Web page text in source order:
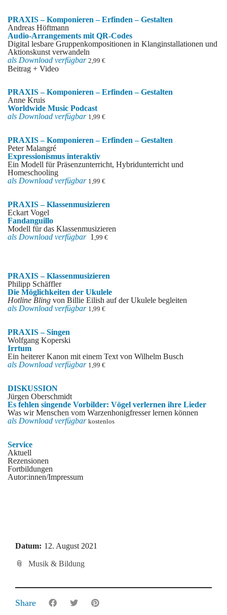
PRAXIS – Komponieren – Erfinden – Gestalten
Andreas Höftmann
Audio-Arrangements mit QR-Codes
Digital lesbare Gruppenkompositionen in Klanginstallationen und
Aktionskunst verwandeln
als Download verfügbar 2,99 €
Beitrag + Video
PRAXIS – Komponieren – Erfinden – Gestalten
Anne Kruis
Worldwide Music Podcast
als Download verfügbar 1,99 €
PRAXIS – Komponieren – Erfinden – Gestalten
Peter Malangré
Expressionismus interaktiv
Ein Modell für Präsenzunterricht, Hybridunterricht und
Homeschooling
als Download verfügbar 1,99 €
PRAXIS – Klassenmusizieren
Eckart Vogel
Fandanguillo
Modell für das Klassenmusizieren
als Download verfügbar1 ,99 €
PRAXIS – Klassenmusizieren
Philipp Schäffler
Die Möglichkeiten der Ukulele
Hotline Bling von Billie Eilish auf der Ukulele begleiten
als Download verfügbar 1,99 €
PRAXIS – Singen
Wolfgang Koperski
Irrtum
Ein heiterer Kanon mit einem Text von Wilhelm Busch
als Download verfügbar 1,99 €
DISKUSSION
Jürgen Oberschmidt
Es fehlen singende Vorbilder: Vögel verlernen ihre Lieder
Was wir Menschen vom Warzenhonigfresser lernen können
als Download verfügbar kostenlos
Service
Aktuell
Rezensionen
Fortbildungen
Autor:innen/Impressum
Datum: 12. August 2021
Musik & Bildung
Share